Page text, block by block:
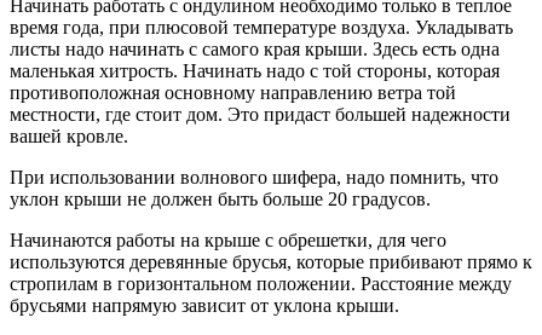
Начинать работать с ондулином необходимо только в теплое
время года, при плюсовой температуре воздуха. Укладывать
листы надо начинать с самого края крыши. Здесь есть одна
маленькая хитрость. Начинать надо с той стороны, которая
противоположная основному направлению ветра той
местности, где стоит дом. Это придаст большей надежности
вашей кровле.
При использовании волнового шифера, надо помнить, что
уклон крыши не должен быть больше 20 градусов.
Начинаются работы на крыше с обрешетки, для чего
используются деревянные брусья, которые прибивают прямо к
стропилам в горизонтальном положении. Расстояние между
брусьями напрямую зависит от уклона крыши.